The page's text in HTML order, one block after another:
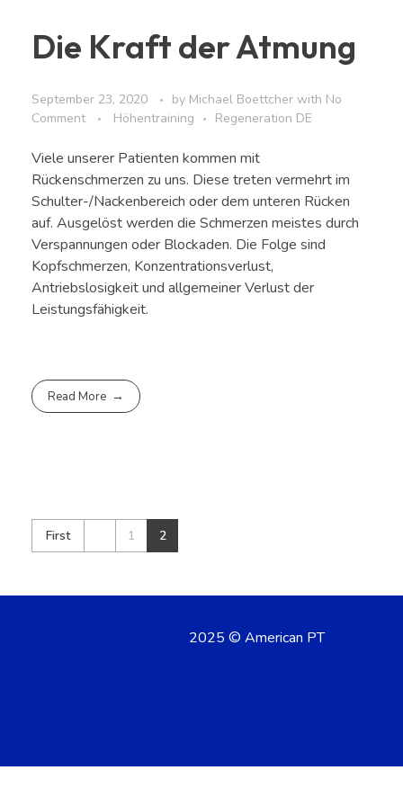
Die Kraft der Atmung
September 23, 2020 by Michael Boettcher with No
Comment
Höhentraining Regeneration DE
Viele unserer Patienten kommen mit
Rückenschmerzen zu uns. Diese treten vermehrt im
Schulter-/Nackenbereich oder dem unteren Rücken
auf. Ausgelöst werden die Schmerzen meistes durch
Verspannungen oder Blockaden. Die Folge sind
Kopfschmerzen, Konzentrationsverlust,
Antriebslosigkeit und allgemeiner Verlust der
Leistungsfähigkeit.
Read More
First 1 2
2025 © American PT